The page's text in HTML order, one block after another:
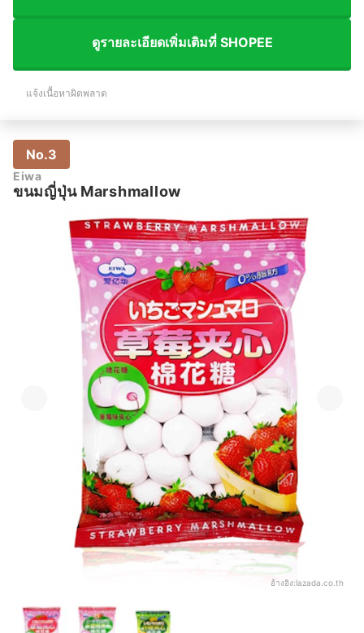
ดูรายละเอียดเพิ่มเติมที่ SHOPEE
แจ้งเนื้อหาผิดพลาด
No.3
Eiwa
ขนมญี่ปุ่น Marshmallow
อ้างอิง:lazada.co.th